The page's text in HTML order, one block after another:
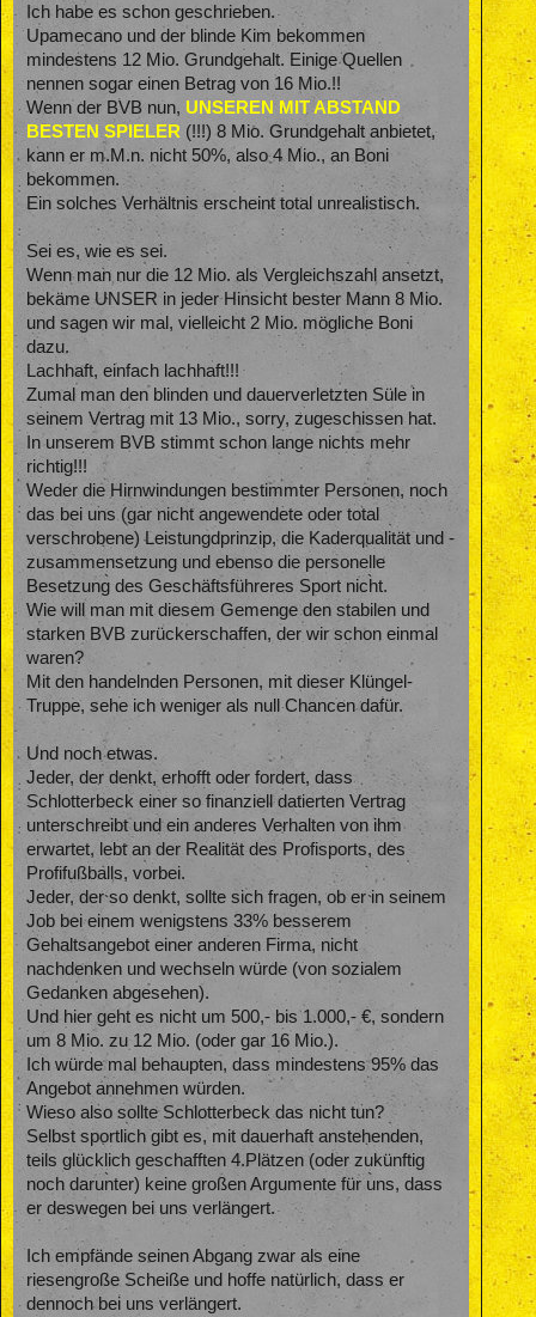
Ich habe es schon geschrieben.
Upamecano und der blinde Kim bekommen
mindestens 12 Mio. Grundgehalt. Einige Quellen
nennen sogar einen Betrag von 16 Mio.!!
Wenn der BVB nun, UNSEREN MIT ABSTAND
BESTEN SPIELER (!!!) 8 Mio. Grundgehalt anbietet,
kann er m.M.n. nicht 50%, also 4 Mio., an Boni
bekommen.
Ein solches Verhältnis erscheint total unrealistisch.
Sei es, wie es sei.
Wenn man nur die 12 Mio. als Vergleichszahl ansetzt,
bekäme UNSER in jeder Hinsicht bester Mann 8 Mio.
und sagen wir mal, vielleicht 2 Mio. mögliche Boni
dazu.
Lachhaft, einfach lachhaft!!!
Zumal man den blinden und dauerverletzten Süle in
seinem Vertrag mit 13 Mio., sorry, zugeschissen hat.
In unserem BVB stimmt schon lange nichts mehr
richtig!!!
Weder die Hirnwindungen bestimmter Personen, noch
das bei uns (gar nicht angewendete oder total
verschrobene) Leistungdprinzip, die Kaderqualität und -
zusammensetzung und ebenso die personelle
Besetzung des Geschäftsführeres Sport nicht.
Wie will man mit diesem Gemenge den stabilen und
starken BVB zurückerschaffen, der wir schon einmal
waren?
Mit den handelnden Personen, mit dieser Klüngel-
Truppe, sehe ich weniger als null Chancen dafür.
Und noch etwas.
Jeder, der denkt, erhofft oder fordert, dass
Schlotterbeck einer so finanziell datierten Vertrag
unterschreibt und ein anderes Verhalten von ihm
erwartet, lebt an der Realität des Profisports, des
Profifußballs, vorbei.
Jeder, der so denkt, sollte sich fragen, ob er in seinem
Job bei einem wenigstens 33% besserem
Gehaltsangebot einer anderen Firma, nicht
nachdenken und wechseln würde (von sozialem
Gedanken abgesehen).
Und hier geht es nicht um 500,- bis 1.000,- €, sondern
um 8 Mio. zu 12 Mio. (oder gar 16 Mio.).
Ich würde mal behaupten, dass mindestens 95% das
Angebot annehmen würden.
Wieso also sollte Schlotterbeck das nicht tun?
Selbst sportlich gibt es, mit dauerhaft anstehenden,
teils glücklich geschafften 4.Plätzen (oder zukünftig
noch darunter) keine großen Argumente für uns, dass
er deswegen bei uns verlängert.
Ich empfände seinen Abgang zwar als eine
riesengroße Scheiße und hoffe natürlich, dass er
dennoch bei uns verlängert.